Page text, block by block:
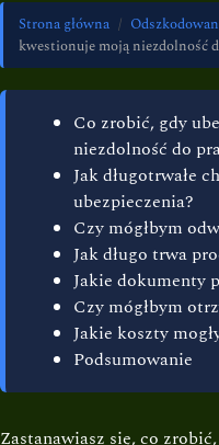
Strona główna /
kwestionuje moją niezdolność
Co zrobić, gdy
niezdolność do
Jak długotrwałe
ubezpieczenia?
Czy mógłbym
Jak długo trwa
Jakie dokumenty
Czy mógłbym
Jakie koszty
Podsumowanie
Zastanawiasz się, co